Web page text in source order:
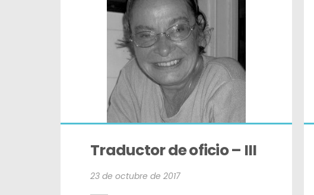
Traductor de oficio – III
23 de octubre de 2017